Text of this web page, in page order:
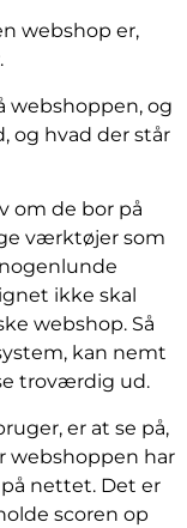
webshop er,
webshoppen, og
og hvad der står
om de bor på
værktøjer som
ikke skal
webshop. Så
kan nemt
troværdig ud.
er at se på,
webshoppen har
nettet. Det er
scoren op